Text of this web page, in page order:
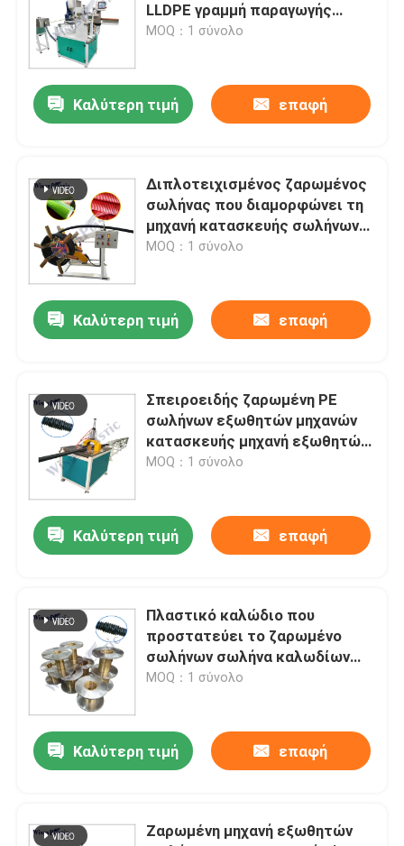
Περίπου εμείς
Γύρος εργοστασίων
Μας ελάτε σε επαφή με
Πλαστική μηχανή εξωθητών σωλήνων
Πλαστική γραμμή εξώθησης σωλήνων
HDPE μηχανή εξωθητών σωλήνων
Μηχανή εξωθητών σωλήνων PVC
Γραμμή παραγωγής σωλήνων PPR
Ζαρωμένη μηχανή εξωθητών σωλήνων
Μηχανή εξώθησης ζωνών της PET
Γραμμή παραγωγής λουριών PP
Πλαστική μηχανή εξωθητών φύλλων
LLDPE γραμμή παραγωγής
σωλήνων πισινών ζαρωμένη
MOQ：1 σύνολο
Καλύτερη τιμή επαφή
Διπλοτειχισμένος ζαρωμένος
σωλήνας που διαμορφώνει τη
μηχανή κατασκευής σωλήνων
PVC PE μηχανών
MOQ：1 σύνολο
Καλύτερη τιμή επαφή
Σπειροειδής ζαρωμένη PE
σωλήνων εξωθητών μηχανών
κατασκευής μηχανή εξωθητών
σωλήνων PE σπειροειδής
MOQ：1 σύνολο
Καλύτερη τιμή επαφή
Πλαστικό καλώδιο που
προστατεύει το ζαρωμένο
σωλήνων σωλήνα καλωδίων
εξωθητών ζαρωμένο PE που
MOQ：1 σύνολο
Καλύτερη τιμή επαφή
Ζαρωμένη μηχανή εξωθητών